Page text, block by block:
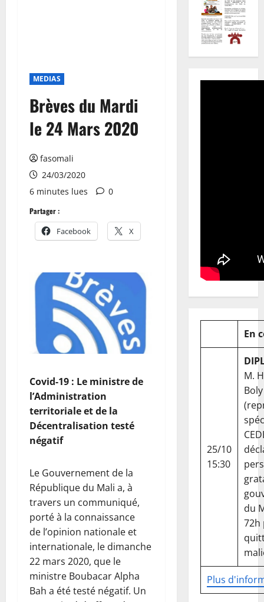
MEDIAS
Brèves du Mardi
le 24 Mars 2020
fasomali
24/03/2020
6 minutes lues
0
Partager :
Facebook X
Covid-19 : Le ministre de
l’Administration
territoriale et de la
Décentralisation testé
négatif
Le Gouvernement de la
République du Mali a, à
travers un communiqué,
porté à la connaissance
de l’opinion nationale et
internationale, le dimanche
22 mars 2020, que le
ministre Boubacar Alpha
Bah a été testé négatif. Un
En
Plus
25/10
15:30
M.
Boly
du
72h